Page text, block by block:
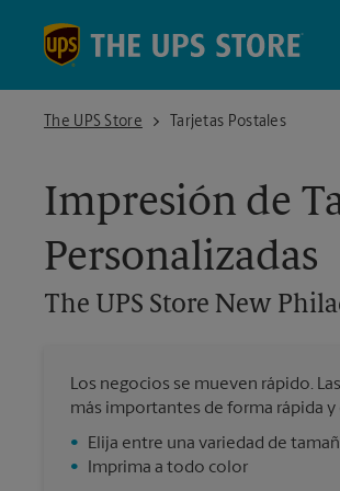
The UPS Store
The UPS Store New Philadelphia
Tarjetas Postales
Impresión de
Personalizadas
The UPS Store New
Los negocios se mueven rápido.
más importantes de forma rápida
•
Elija entre una variedad de
•
Imprima a todo color